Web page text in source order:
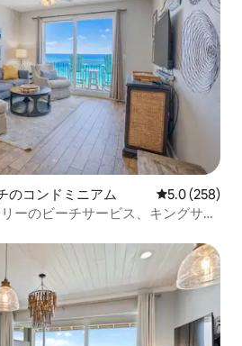
のコンドミニアム レビュー258
5.0 (258)
ーのビーチサービス、キングサイ
です。